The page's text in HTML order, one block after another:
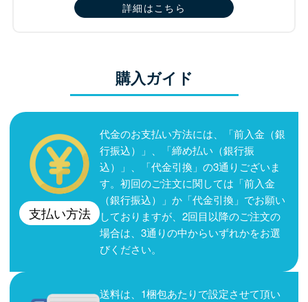
詳細はこちら
購入ガイド
支払い方法
代金のお支払い方法には、「前入金（銀
行振込）」、「締め払い（銀行振
込）」、「代金引換」の3通りございま
す。初回のご注文に関しては「前入金
（銀行振込）」か「代金引換」でお願い
しておりますが、2回目以降のご注文の
場合は、3通りの中からいずれかをお選
びください。
送料は、1梱包あたりで設定させて頂い